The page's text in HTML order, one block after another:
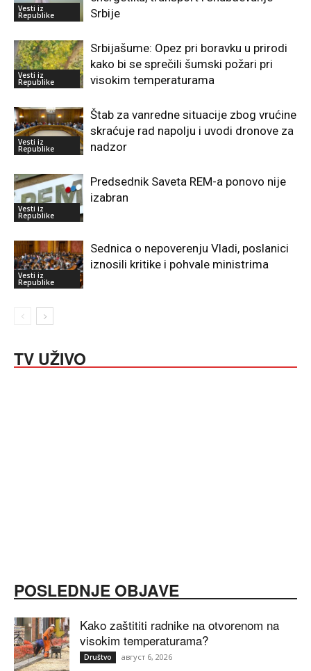
Vesti iz
Republike
Srbije
Vesti iz
Republike
Srbijašume: Opez pri boravku u prirodi
kako bi se sprečili šumski požari pri
visokim temperaturama
Vesti iz
Republike
Štab za vanredne situacije zbog vrućine
skraćuje rad napolju i uvodi dronove za
nadzor
Vesti iz
Republike
Predsednik Saveta REM-a ponovo nije
izabran
Vesti iz
Republike
Sednica o nepoverenju Vladi, poslanici
iznosili kritike i pohvale ministrima
TV UŽIVO
POSLEDNJE OBJAVE
Kako zaštititi radnike na otvorenom na
visokim temperaturama?
Društvo август 6, 2026